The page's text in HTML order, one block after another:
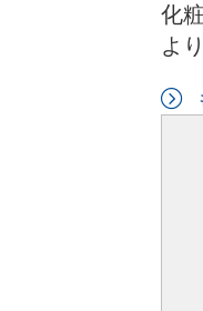
化
よ